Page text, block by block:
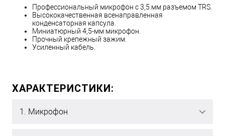
Профессиональный микрофон с 3,5 мм разъемом TRS.
Высококачественная всенаправленная
конденсаторная капсула.
Миниатюрный 4,5-мм микрофон.
Прочный крепежный зажим.
Усиленный кабель.
ХАРАКТЕРИСТИКИ:
1. Микрофон